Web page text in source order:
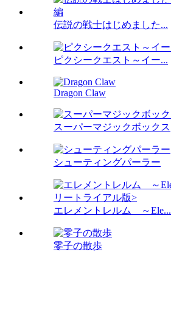
伝説の戦士はじめました...
ピクシークエスト～イー...
Dragon Claw
スーパーマジックボックス
シューティングパーラー
エレメントレルム ～Ele...
零子の散歩